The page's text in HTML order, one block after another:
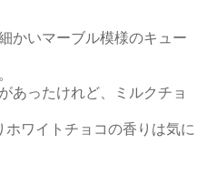
かいマーブル模様のキュー
あったけれど、ミルクチョ
ワイトチョコの香りは気に